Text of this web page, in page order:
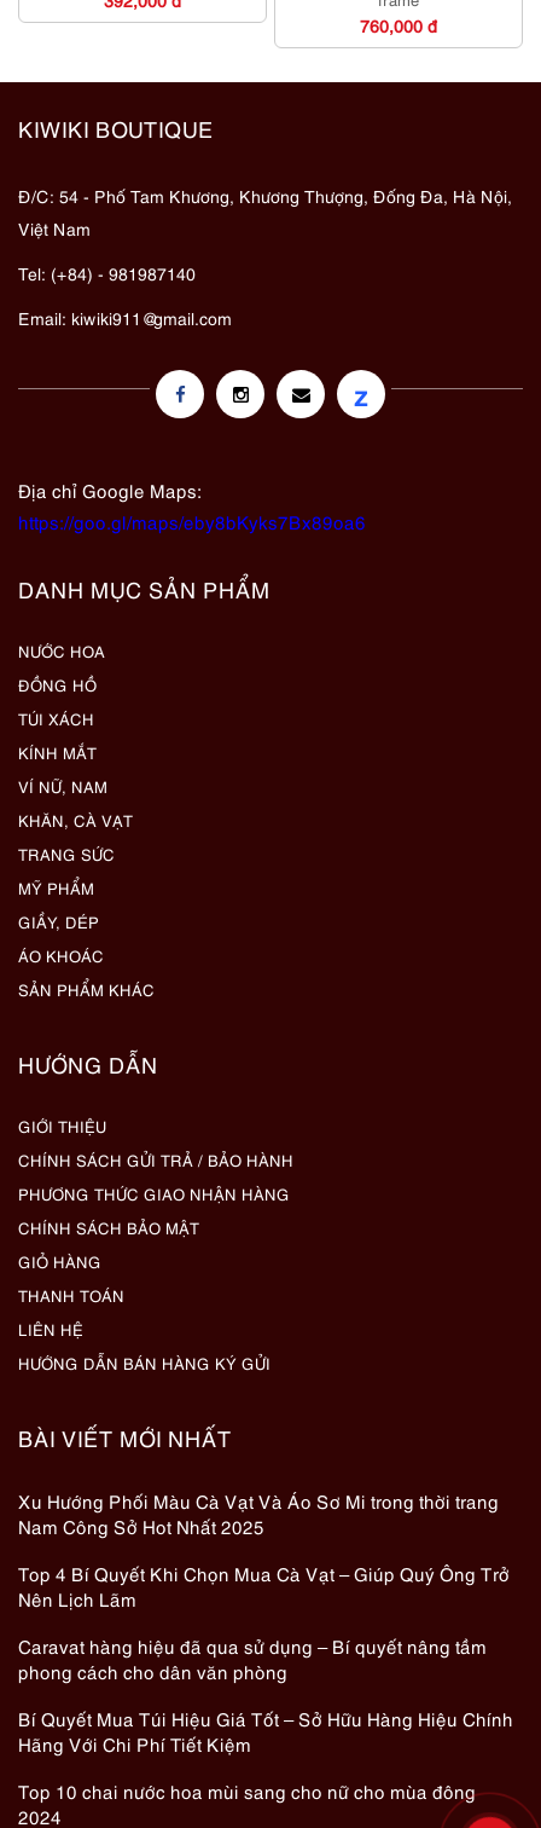
760,000 đ
KIWIKI BOUTIQUE
Đ/C: 54 - Phố Tam Khương, Khương Thượng, Đống Đa, Hà Nội,
Việt Nam
Tel: (+84) - 981987140
Email: kiwiki911@gmail.com
z
Địa chỉ Google Maps:
https://goo.gl/maps/eby8bKyks7Bx89oa6
DANH MỤC SẢN PHẨM
NƯỚC HOA
ĐỒNG HỒ
TÚI XÁCH
KÍNH MẮT
VÍ NỮ, NAM
KHĂN, CÀ VẠT
TRANG SỨC
MỸ PHẨM
GIẦY, DÉP
ÁO KHOÁC
SẢN PHẨM KHÁC
HƯỚNG DẪN
GIỚI THIỆU
CHÍNH SÁCH GỬI TRẢ / BẢO HÀNH
PHƯƠNG THỨC GIAO NHẬN HÀNG
CHÍNH SÁCH BẢO MẬT
GIỎ HÀNG
THANH TOÁN
LIÊN HỆ
HƯỚNG DẪN BÁN HÀNG KÝ GỬI
BÀI VIẾT MỚI NHẤT
Xu Hướng Phối Màu Cà Vạt Và Áo Sơ Mi trong thời trang
Nam Công Sở Hot Nhất 2025
Top 4 Bí Quyết Khi Chọn Mua Cà Vạt – Giúp Quý Ông Trở
Nên Lịch Lãm
Caravat hàng hiệu đã qua sử dụng – Bí quyết nâng tầm
phong cách cho dân văn phòng
Bí Quyết Mua Túi Hiệu Giá Tốt – Sở Hữu Hàng Hiệu Chính
Hãng Với Chi Phí Tiết Kiệm
Top 10 chai nước hoa mùi sang cho nữ cho mùa đông
2024